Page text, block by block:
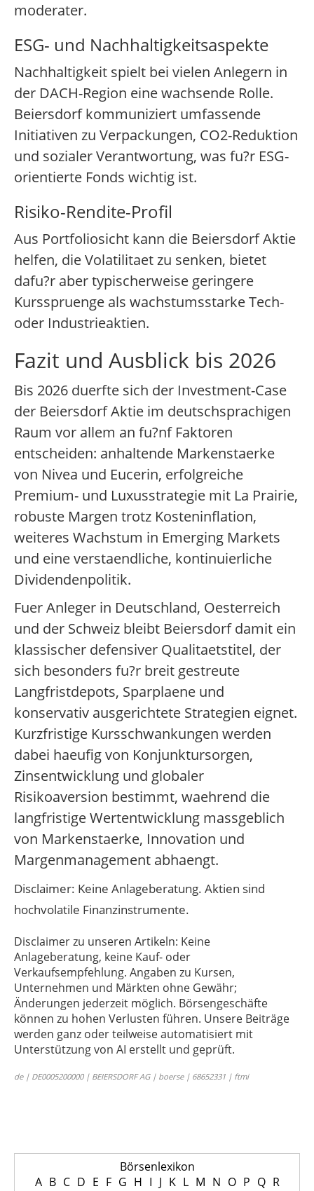
moderater.
ESG- und Nachhaltigkeitsaspekte
Nachhaltigkeit spielt bei vielen Anlegern in
der DACH-Region eine wachsende Rolle.
Beiersdorf kommuniziert umfassende
Initiativen zu Verpackungen, CO2-Reduktion
und sozialer Verantwortung, was fu?r ESG-
orientierte Fonds wichtig ist.
Risiko-Rendite-Profil
Aus Portfoliosicht kann die Beiersdorf Aktie
helfen, die Volatilitaet zu senken, bietet
dafu?r aber typischerweise geringere
Kursspruenge als wachstumsstarke Tech-
oder Industrieaktien.
Fazit und Ausblick bis 2026
Bis 2026 duerfte sich der Investment-Case
der Beiersdorf Aktie im deutschsprachigen
Raum vor allem an fu?nf Faktoren
entscheiden: anhaltende Markenstaerke
von Nivea und Eucerin, erfolgreiche
Premium- und Luxusstrategie mit La Prairie,
robuste Margen trotz Kosteninflation,
weiteres Wachstum in Emerging Markets
und eine verstaendliche, kontinuierliche
Dividendenpolitik.
Fuer Anleger in Deutschland, Oesterreich
und der Schweiz bleibt Beiersdorf damit ein
klassischer defensiver Qualitaetstitel, der
sich besonders fu?r breit gestreute
Langfristdepots, Sparplaene und
konservativ ausgerichtete Strategien eignet.
Kurzfristige Kursschwankungen werden
dabei haeufig von Konjunktursorgen,
Zinsentwicklung und globaler
Risikoaversion bestimmt, waehrend die
langfristige Wertentwicklung massgeblich
von Markenstaerke, Innovation und
Margenmanagement abhaengt.
Disclaimer: Keine Anlageberatung. Aktien sind
hochvolatile Finanzinstrumente.
Disclaimer zu unseren Artikeln: Keine
Anlageberatung, keine Kauf- oder
Verkaufsempfehlung. Angaben zu Kursen,
Unternehmen und Märkten ohne Gewähr;
Änderungen jederzeit möglich. Börsengeschäfte
können zu hohen Verlusten führen. Unsere Beiträge
werden ganz oder teilweise automatisiert mit
Unterstützung von AI erstellt und geprüft.
de | DE0005200000 | BEIERSDORF AG | boerse | 68652331 | ftmi
Börsenlexikon
A B C D E F G H I J K L M N O P Q R